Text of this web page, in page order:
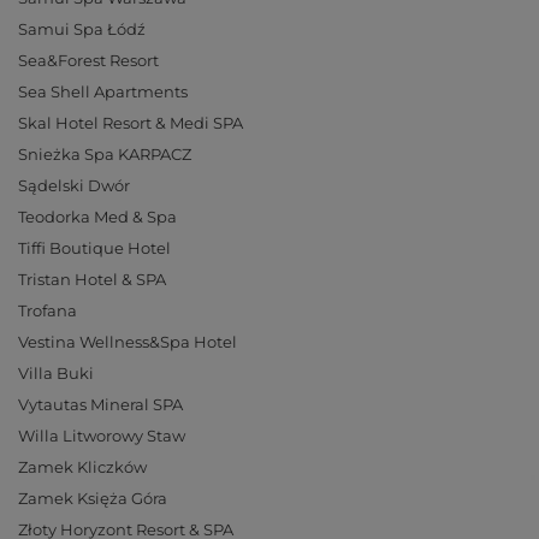
Samui Spa Łódź
Sea&Forest Resort
Sea Shell Apartments
Skal Hotel Resort & Medi SPA
Snieżka Spa KARPACZ
Sądelski Dwór
Teodorka Med & Spa
Tiffi Boutique Hotel
Tristan Hotel & SPA
Trofana
Vestina Wellness&Spa Hotel
Villa Buki
Vytautas Mineral SPA
Willa Litworowy Staw
Zamek Kliczków
Zamek Księża Góra
Złoty Horyzont Resort & SPA